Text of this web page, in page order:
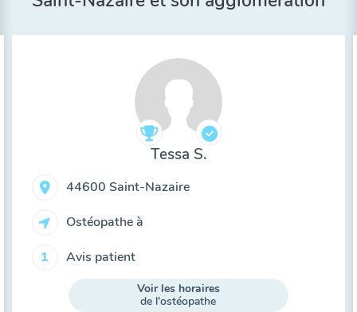
Tessa S.
44600 Saint-Nazaire
Ostéopathe à
1 Avis patient
Voir les horaires
de l'ostéopathe